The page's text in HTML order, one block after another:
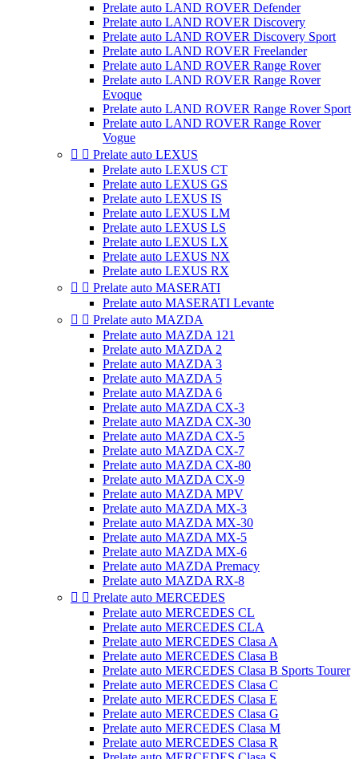
Prelate auto LAND ROVER Defender
Prelate auto LAND ROVER Discovery
Prelate auto LAND ROVER Discovery Sport
Prelate auto LAND ROVER Freelander
Prelate auto LAND ROVER Range Rover
Prelate auto LAND ROVER Range Rover
Evoque
Prelate auto LAND ROVER Range Rover Sport
Prelate auto LAND ROVER Range Rover
Vogue
  Prelate auto LEXUS
Prelate auto LEXUS CT
Prelate auto LEXUS GS
Prelate auto LEXUS IS
Prelate auto LEXUS LM
Prelate auto LEXUS LS
Prelate auto LEXUS LX
Prelate auto LEXUS NX
Prelate auto LEXUS RX
  Prelate auto MASERATI
Prelate auto MASERATI Levante
  Prelate auto MAZDA
Prelate auto MAZDA 121
Prelate auto MAZDA 2
Prelate auto MAZDA 3
Prelate auto MAZDA 5
Prelate auto MAZDA 6
Prelate auto MAZDA CX-3
Prelate auto MAZDA CX-30
Prelate auto MAZDA CX-5
Prelate auto MAZDA CX-7
Prelate auto MAZDA CX-80
Prelate auto MAZDA CX-9
Prelate auto MAZDA MPV
Prelate auto MAZDA MX-3
Prelate auto MAZDA MX-30
Prelate auto MAZDA MX-5
Prelate auto MAZDA MX-6
Prelate auto MAZDA Premacy
Prelate auto MAZDA RX-8
  Prelate auto MERCEDES
Prelate auto MERCEDES CL
Prelate auto MERCEDES CLA
Prelate auto MERCEDES Clasa A
Prelate auto MERCEDES Clasa B
Prelate auto MERCEDES Clasa B Sports Tourer
Prelate auto MERCEDES Clasa C
Prelate auto MERCEDES Clasa E
Prelate auto MERCEDES Clasa G
Prelate auto MERCEDES Clasa M
Prelate auto MERCEDES Clasa R